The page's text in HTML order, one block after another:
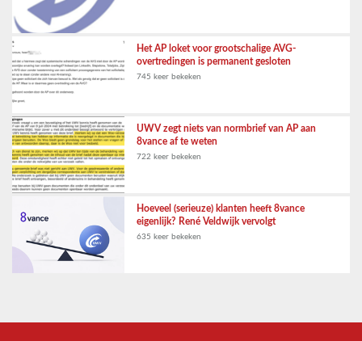
Het AP loket voor grootschalige AVG-
overtredingen is permanent gesloten
745 keer bekeken
UWV zegt niets van normbrief van AP aan
8vance af te weten
722 keer bekeken
Hoeveel (serieuze) klanten heeft 8vance
eigenlijk? René Veldwijk vervolgt
635 keer bekeken